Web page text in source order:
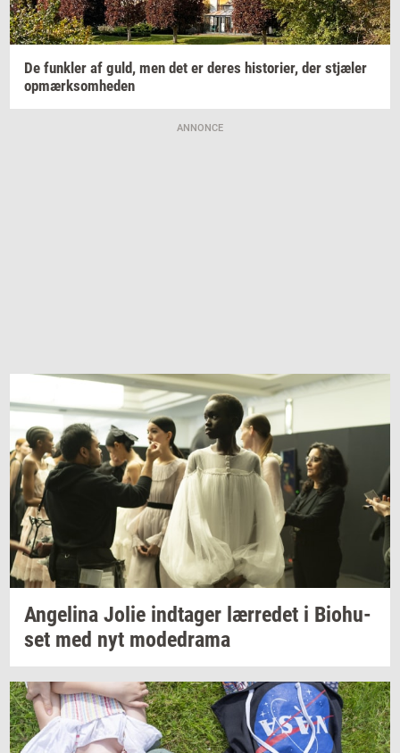
De funk­ler af guld, men det er deres hi­sto­ri­er, der stjæ­ler
op­mærk­som­he­den
ANNONCE
An­ge­li­na Jolie ind­ta­ger lær­re­det i Bio­hu­
set med nyt mo­de­d­ra­ma